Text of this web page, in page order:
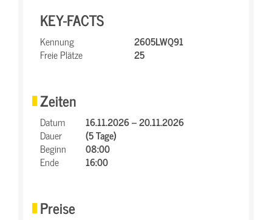
KEY-FACTS
Kennung
2605LWQ91
Freie Plätze
25
Zeiten
Datum
16.11.2026 – 20.11.2026
Dauer
(5 Tage)
Beginn
08:00
Ende
16:00
Preise